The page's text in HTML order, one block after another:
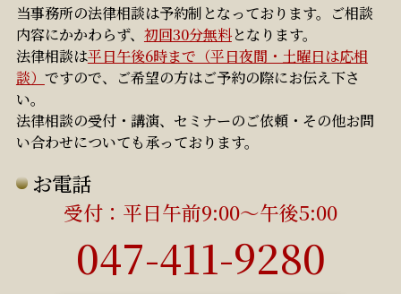
平日午後6時まで（平日夜間・土曜
日は応相談）
当事務所の法律相談は予約制となっております。ご相談
内容にかかわらず、 初回30分無料となります。
法律相談は平日午後6時まで（平日夜間・土曜日は応相
談） ですので、ご希望の方はご予約の際にお伝え下さ
い。
法律相談の受付・講演、セミナーのご依頼・その他お問
い合わせについても承っております。
お電話
受付：平日午前9:00～午後5:00
047-411-9280